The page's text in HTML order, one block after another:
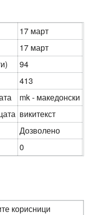
17 март
17 март
94
413
mk - македонски
викитекст
Дозволено
0
корисници